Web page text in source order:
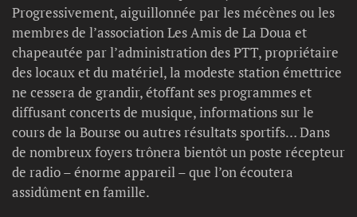
Progressivement, aiguillonnée par les mécènes ou les
membres de l’association Les Amis de La Doua et
chapeautée par l’administration des PTT, propriétaire
des locaux et du matériel, la modeste station émettrice
ne cessera de grandir, étoffant ses programmes et
diffusant concerts de musique, informations sur le
cours de la Bourse ou autres résultats sportifs… Dans
de nombreux foyers trônera bientôt un poste récepteur
de radio – énorme appareil – que l’on écoutera
assidûment en famille.